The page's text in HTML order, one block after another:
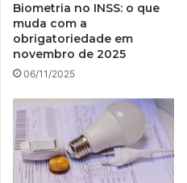
Biometria no INSS: o que
muda com a
obrigatoriedade em
novembro de 2025
06/11/2025